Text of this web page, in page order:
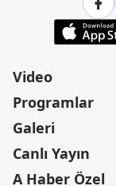
Video
Programlar
Galeri
Canlı Yayın
A Haber Özel